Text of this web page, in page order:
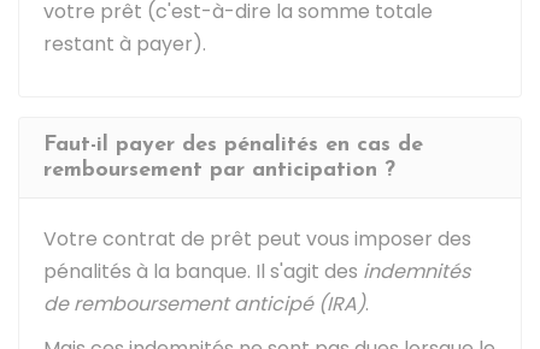
votre prêt (c'est-à-dire la somme totale
restant à payer).
Faut-il payer des pénalités en cas de
remboursement par anticipation ?
Votre contrat de prêt peut vous imposer des
pénalités à la banque. Il s'agit des indemnités
de remboursement anticipé (IRA).